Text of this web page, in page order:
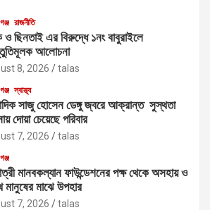
রাজনীতি
ও ছিনতাই এর বিরুদ্ধে ১নং বাবুরাইলে
আলোচনা
8, 2026 talas
স্বাস্থ্য
সাজু হোসেন ডেঙ্গু জ্বরে আক্রান্ত সুস্থতা
দোয়া চেয়েছে পরিবার
7, 2026 talas
মানবকল্যান ফাউন্ডেশনের পক্ষ থেকে অসহায় ও
মানুষের মাঝে উপহার
7, 2026 talas